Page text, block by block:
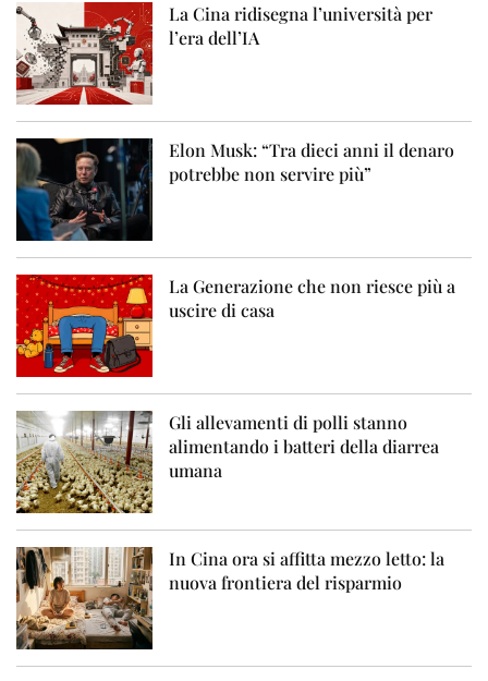
La Cina ridisegna l’università per
l’era dell’IA
Elon Musk: “Tra dieci anni il denaro
potrebbe non servire più”
La Generazione che non riesce più a
uscire di casa
Gli allevamenti di polli stanno
alimentando i batteri della diarrea
umana
In Cina ora si affitta mezzo letto: la
nuova frontiera del risparmio